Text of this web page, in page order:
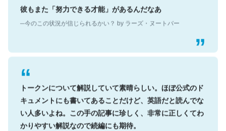
彼もまた「努力できる才能」があるんだなあ
─今のこの状況が信じられるかい？ by ラーズ・ヌートバー
トークンについて解説していて素晴らしい。ほぼ公式のド
キュメントにも書いてあることだけど、英語だと読んでな
い人多いよね。この手の記事に珍しく、非常に正しくてわ
かりやすい解説なので続編にも期待。